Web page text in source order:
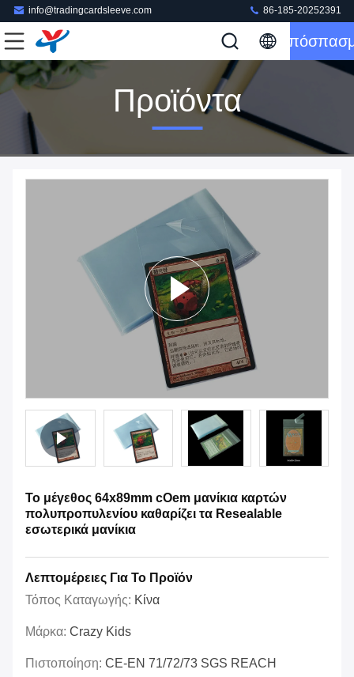
info@tradingcardsleeve.com 86-185-20252391
Προϊόντα
Το μέγεθος 64x89mm cOem μανίκια καρτών
πολυπροπυλενίου καθαρίζει τα Resealable
εσωτερικά μανίκια
Λεπτομέρειες Για Το Προϊόν
Τόπος Καταγωγής: Κίνα
Μάρκα: Crazy Kids
Πιστοποίηση: CE-EN 71/72/73 SGS REACH